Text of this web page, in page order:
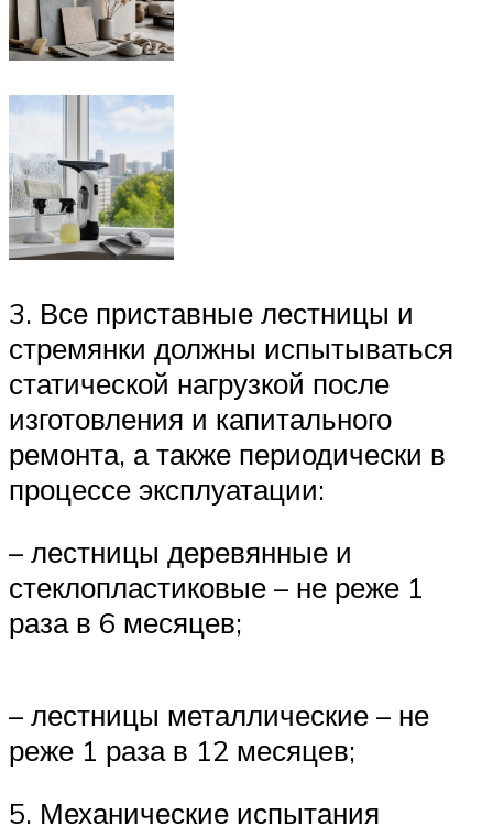
3. Все приставные лестницы и
стремянки должны испытываться
статической нагрузкой после
изготовления и капитального
ремонта, а также периодически в
процессе эксплуатации:
– лестницы деревянные и
стеклопластиковые – не реже 1
раза в 6 месяцев;
– лестницы металлические – не
реже 1 раза в 12 месяцев;
5. Механические испытания